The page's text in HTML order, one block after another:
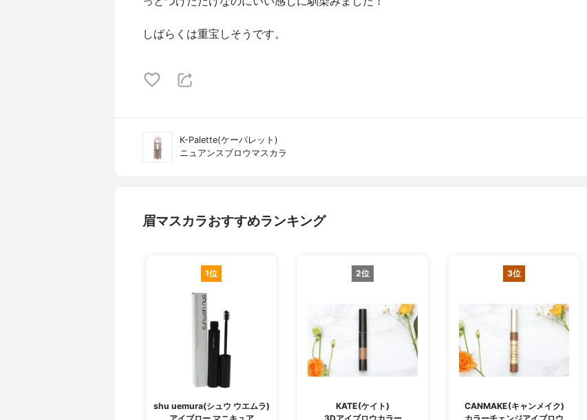
しばらくは重宝しそうです。
K-Palette(ケーパレット)
ニュアンスブロウマスカラ
眉マスカラおすすめランキング
1位
shu uemura(シュウ ウエムラ)
2位
KATE(ケイト)
3位
CANMAKE(キャンメイク)